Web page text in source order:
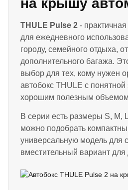
на крышу
THULE Pulse 2 -
для ежедневного
городу, семейного отдыха,
дополнительного багажа.
выбор для тех, кому нужен
автобокс THULE с понятной
хорошим полезным
В серии есть размеры S, M,
можно подобрать
универсальную модель для
вместительный вариант для